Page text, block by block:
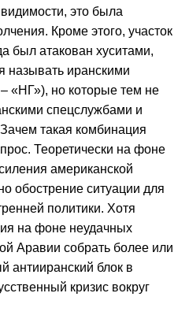
это была
Кроме этого, участок
был атакован хуситами,
называть иранскими
«НГ»), но которые тем не
спецслужбами и
такая комбинация
Теоретически на фоне
американской
обострение ситуации для
политики. Хотя
на фоне неудачных
Аравии собрать более или
антииранский блок в
кризис вокруг